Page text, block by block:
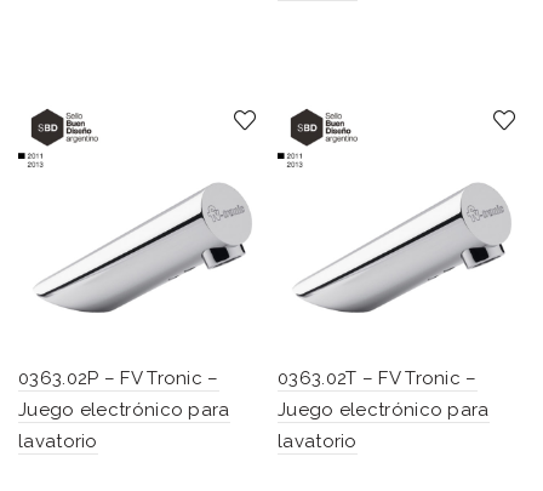
0363.02P – FV Tronic –
Juego electrónico para
lavatorio
0363.02T – FV Tronic –
Juego electrónico para
lavatorio